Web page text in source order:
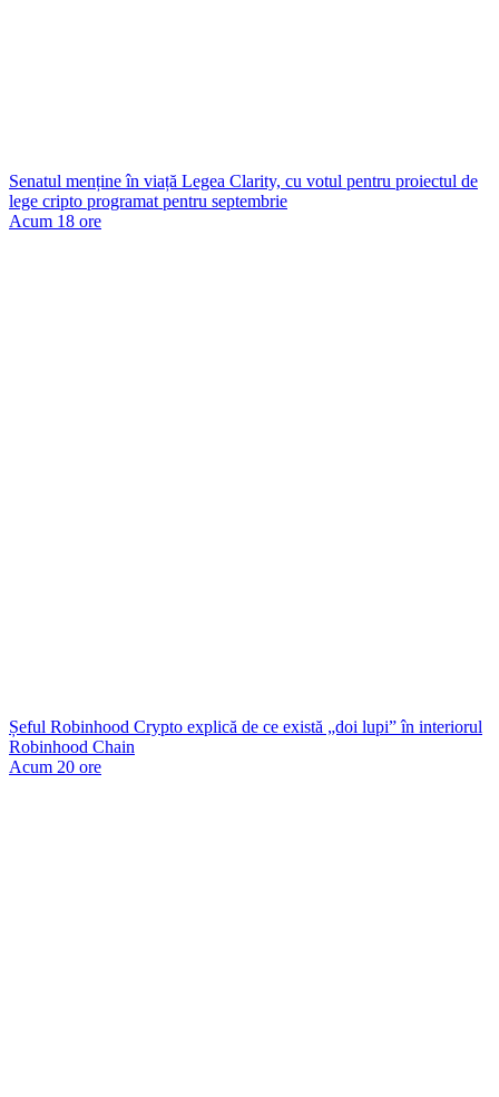
Senatul menține în viață Legea Clarity, cu votul pentru proiectul de
lege cripto programat pentru septembrie
Acum 18 ore
Șeful Robinhood Crypto explică de ce există „doi lupi” în interiorul
Robinhood Chain
Acum 20 ore